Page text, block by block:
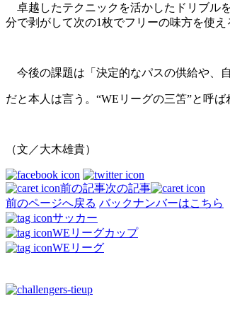
卓越したテクニックを活かしたドリブル
分で剥がして次の1枚でフリーの味方を使え
今後の課題は「決定的なパスの供給や、
だと本人は言う。“WEリーグの三笘”と呼
（文／大木雄貴）
前の記事次の記事
前のページへ戻る バックナンバーはこちら
サッカー
WEリーグカップ
WEリーグ